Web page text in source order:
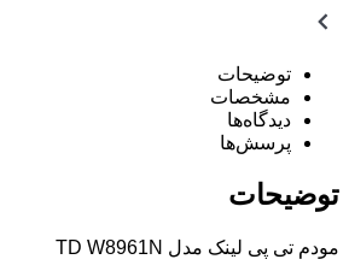
توضیحات
مشخصات
دیدگاه‌ها
پرسش‌ها
توضیحات
مودم تی پی لینک مدل TD W8961N